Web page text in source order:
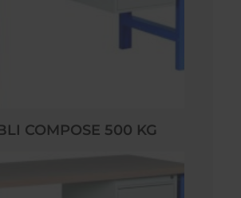
COMPOSE 500 KG